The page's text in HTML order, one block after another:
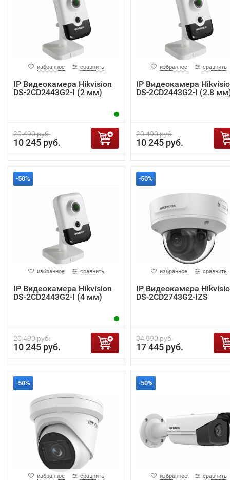
избранное сравнить
IP Видеокамера Hikvision
DS-2CD2443G2-I (2 мм)
20 490 руб.
10 245 руб.
избранное сравнить
IP Видеокамера
DS-2CD2443G2-I (2.8
20 490 руб.
10 245 руб.
-50%
избранное сравнить
IP Видеокамера Hikvision
DS-2CD2443G2-I (4 мм)
20 490 руб.
10 245 руб.
-50%
избранное сравнить
IP Видеокамера
DS-2CD2743G2-IZS
34 890 руб.
17 445 руб.
-50%
избранное сравнить
-50%
избранное сравнить